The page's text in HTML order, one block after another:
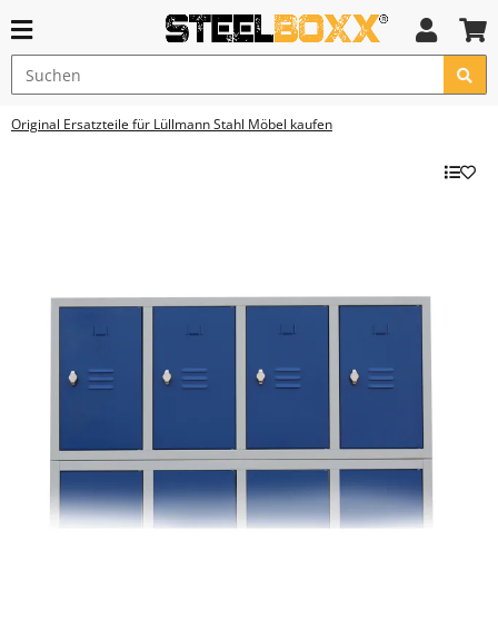
Original Ersatzteile für Lüllmann Stahl Möbel kaufen